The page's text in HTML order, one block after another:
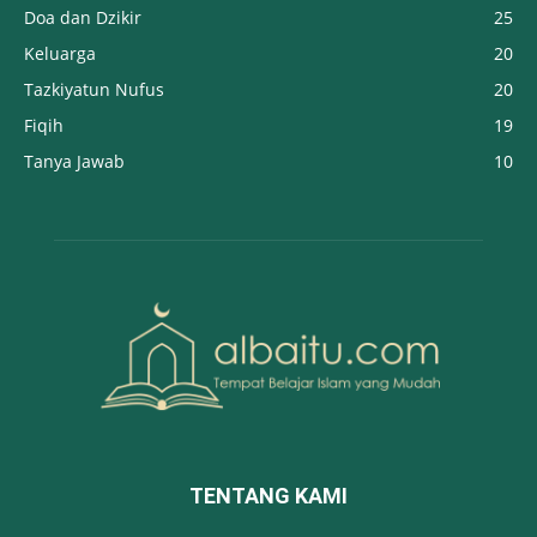
Doa dan Dzikir
25
Keluarga
20
Tazkiyatun Nufus
20
Fiqih
19
Tanya Jawab
10
TENTANG KAMI